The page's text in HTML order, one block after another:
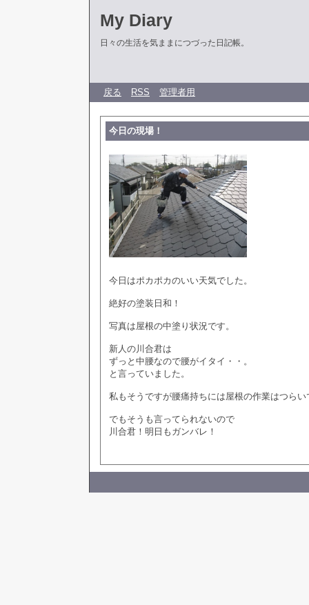
My Diary
日々の生活を気ままにつづった日記帳。
戻る RSS 管理者用
今日の現場！
今日はポカポカのいい天気でした。
絶好の塗装日和！
写真は屋根の中塗り状況です。
新人の川合君は
ずっと中腰なので腰がイタイ・・。
と言っていました。
私もそうですが腰痛持ちには屋根の作業はつらい
でもそうも言ってられないので
川合君！明日もガンバレ！